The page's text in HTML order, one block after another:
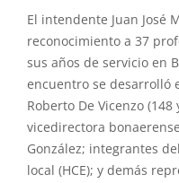
El intendente Juan José
reconocimiento a 37
sus años de servicio en
encuentro se desarrolló
Roberto De Vicenzo
vicedirectora
González; integrantes
local (HCE); y demás